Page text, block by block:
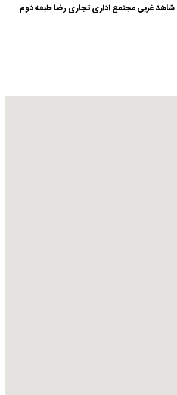
فاز۱ خیابان شاهد غربی مجتمع اداری تجاری رضا طبقه دوم